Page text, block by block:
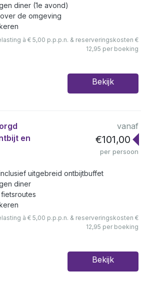
diner (1e avond)
de omgeving
à € 5,00 p.p.p.n. & reserveringskosten €
12,95 per boeking
Bekijk
en
vanaf
€101,00
per persoon
uitgebreid ontbijtbuffet
diner
à € 5,00 p.p.p.n. & reserveringskosten €
12,95 per boeking
Bekijk